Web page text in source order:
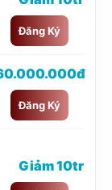
Đăng Ký
Đăng Ký
Giảm 10tr